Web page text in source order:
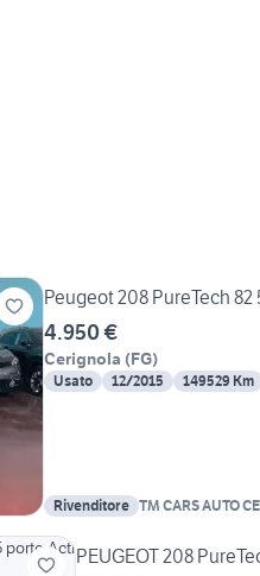
Peugeot 208 PureTech
4.950 €
Cerignola (FG)
Usato 12/2015 149529 Km
Rivenditore TM CARS AUTO
PEUGEOT 208